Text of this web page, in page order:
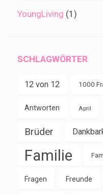
YoungLiving (1)
SCHLAGWÖRTER
12 von 12 1000
Antworten April
Brüder
Familie
Fragen Freunde